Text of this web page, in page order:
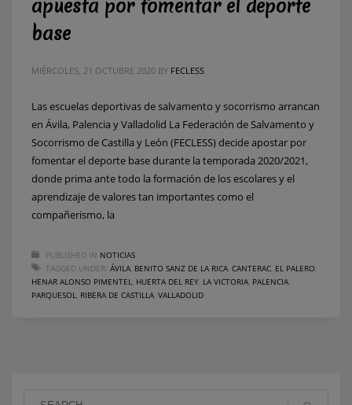
apuesta por fomentar el deporte
base
MIÉRCOLES, 21 OCTUBRE 2020 BY FECLESS
Las escuelas deportivas de salvamento y socorrismo arrancan
en Ávila, Palencia y Valladolid La Federación de Salvamento y
Socorrismo de Castilla y León (FECLESS) decide apostar por
fomentar el deporte base durante la temporada 2020/2021,
donde prima ante todo la formación de los escolares y el
aprendizaje de valores tan importantes como el
compañerismo, la
PUBLISHED IN NOTICIAS
TAGGED UNDER: ÁVILA BENITO SANZ DE LA RICA CANTERAC EL PALERO
HENAR ALONSO PIMENTEL
HUERTA DEL REY LA VICTORIA PALENCIA
PARQUESOL
RIBERA DE CASTILLA VALLADOLID